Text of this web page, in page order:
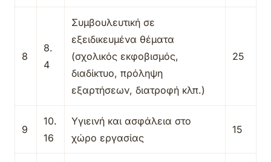
8
8.
4
Συμβουλευτική σε
εξειδικευμένα θέματα
(σχολικός εκφοβισμός,
διαδίκτυο, πρόληψη
εξαρτήσεων, διατροφή κλπ.)
25
9
10.
16
Υγιεινή και ασφάλεια στο
χώρο εργασίας
15